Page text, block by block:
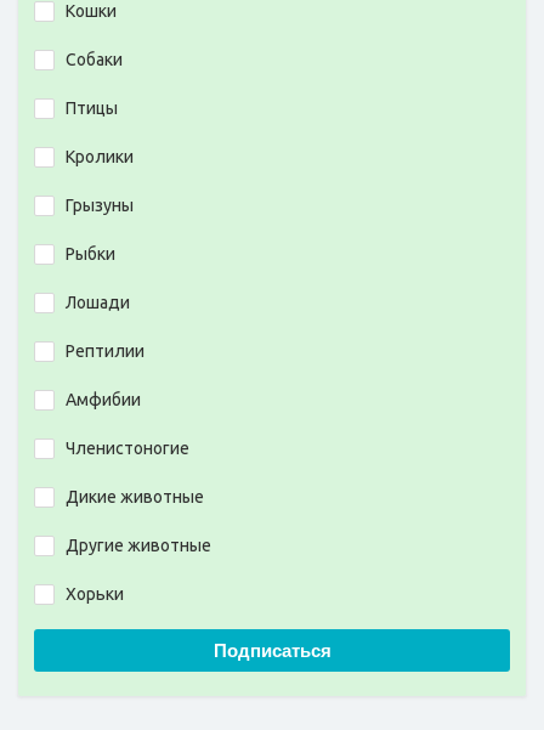
Кошки
Собаки
Птицы
Кролики
Грызуны
Рыбки
Лошади
Рептилии
Амфибии
Членистоногие
Дикие животные
Другие животные
Хорьки
Подписаться